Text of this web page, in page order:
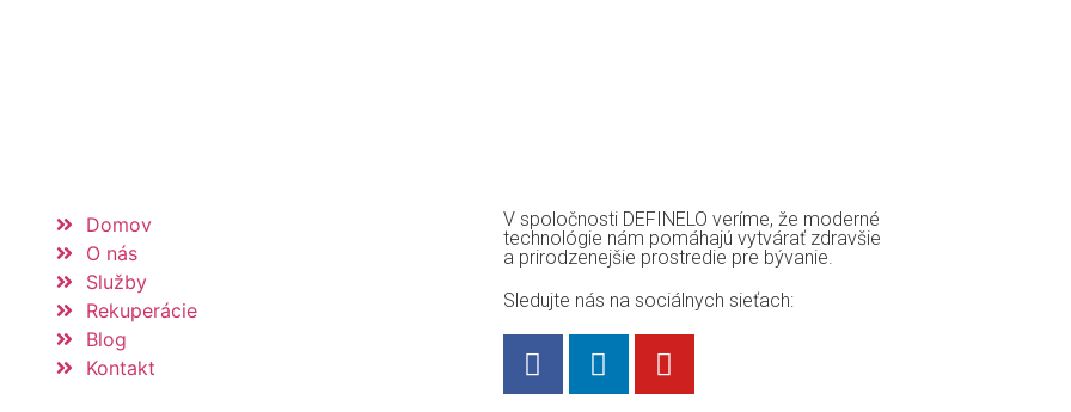
Domov
O nás
Služby
Rekuperácie
Blog
Kontakt
V spoločnosti DEFINELO veríme, že moderné
technológie nám pomáhajú vytvárať zdravšie
a prirodzenejšie prostredie pre bývanie.
Sledujte nás na sociálnych sieťach: